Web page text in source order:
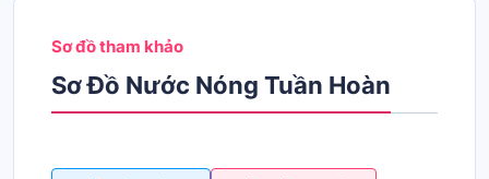
Sơ đồ tham khảo
Sơ Đồ Nước Nóng Tuần Hoàn